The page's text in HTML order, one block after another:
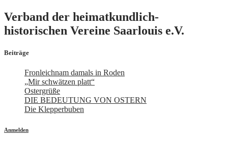
Verband der heimatkundlich-
historischen Vereine Saarlouis e.V.
Beiträge
Fronleichnam damals in Roden
„Mir schwätzen platt“
Ostergrüße
DIE BEDEUTUNG VON OSTERN
Die Klepperbuben
Anmelden